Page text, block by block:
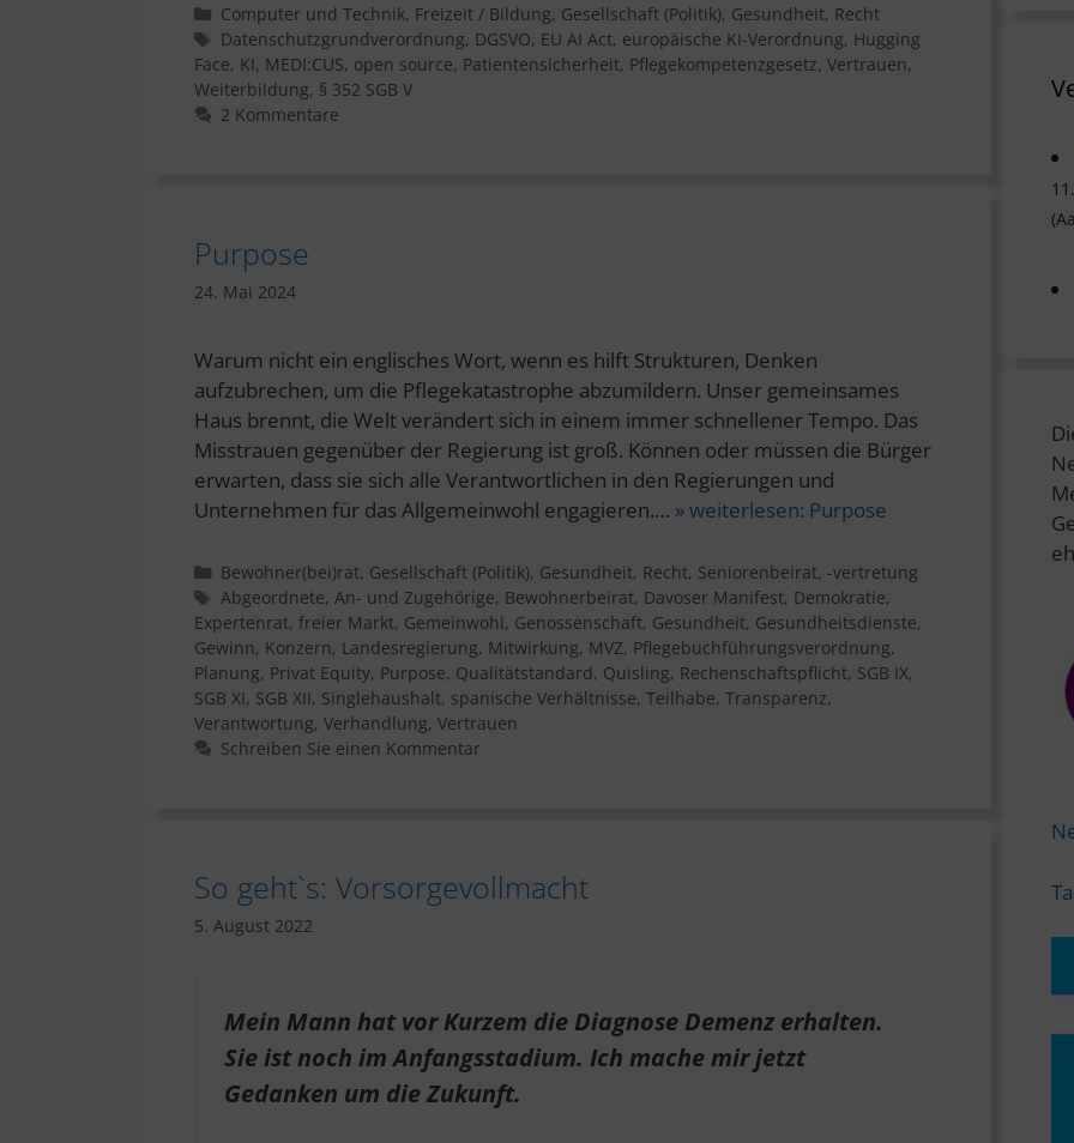
Kategorien
Computer und Technik, Freizeit / Bildung, Gesellschaft (Politik), Gesundheit, Recht
Schlagwörter
Datenschutzgrundverordnung, DGSVO, EU AI Act, europäische KI-Verordnung, Hugging
Face, KI, MEDI:CUS, open source, Patientensicherheit, Pflegekompetenzgesetz, Vertrauen,
Weiterbildung, § 352 SGB V
2 Kommentare
Purpose
24. Mai 2024
Warum nicht ein englisches Wort, wenn es hilft Strukturen, Denken
aufzubrechen, um die Pflegekatastrophe abzumildern. Unser gemeinsames
Haus brennt, die Welt verändert sich in einem immer schnellener Tempo. Das
Misstrauen gegenüber der Regierung ist groß. Können oder müssen die Bürger
erwarten, dass sie sich alle Verantwortlichen in den Regierungen und
Unternehmen für das Allgemeinwohl engagieren.… » weiterlesen: Purpose
Kategorien
Bewohner(bei)rat, Gesellschaft (Politik), Gesundheit, Recht, Seniorenbeirat, -vertretung
Schlagwörter
Abgeordnete, An- und Zugehörige, Bewohnerbeirat, Davoser Manifest, Demokratie,
Expertenrat, freier Markt, Gemeinwohl, Genossenschaft, Gesundheit, Gesundheitsdienste,
Gewinn, Konzern, Landesregierung, Mitwirkung, MVZ, Pflegebuchführungsverordnung,
Planung, Privat Equity, Purpose, Qualitätstandard, Quisling, Rechenschaftspflicht, SGB IX,
SGB XI, SGB XII, Singlehaushalt, spanische Verhältnisse, Teilhabe, Transparenz,
Verantwortung, Verhandlung, Vertrauen
Schreiben Sie einen Kommentar
So geht`s: Vorsorgevollmacht
5. August 2022
Mein Mann hat vor Kurzem die Diagnose Demenz erhalten.
Sie ist noch im Anfangsstadium. Ich mache mir jetzt
Gedanken um die Zukunft.